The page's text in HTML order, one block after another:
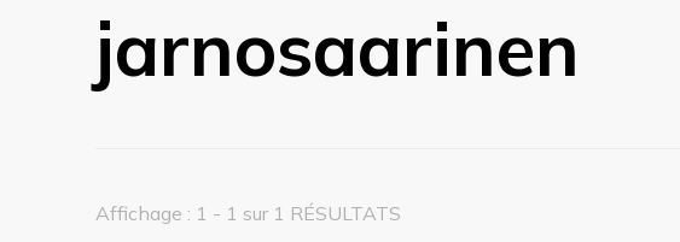
jarnosaarinen
Affichage : 1 - 1 sur 1 RÉSULTATS